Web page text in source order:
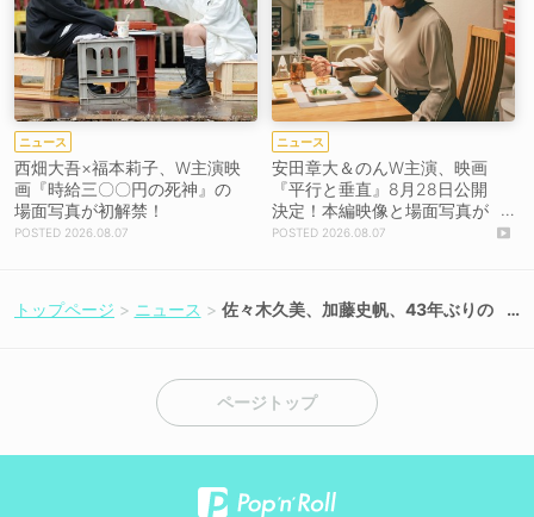
ニュース
西畑大吾×福本莉子、W主演映
画『時給三〇〇円の死神』の
場面写真が初解禁！
2026.08.07
ニュース
安田章大＆のんW主演、映画
『平行と垂直』8月28日公開
決定！本編映像と場面写真が
初解禁！2026.08.07
トップページ ニュース
佐々木久美、加藤史帆、43年ぶりの
ページトップ